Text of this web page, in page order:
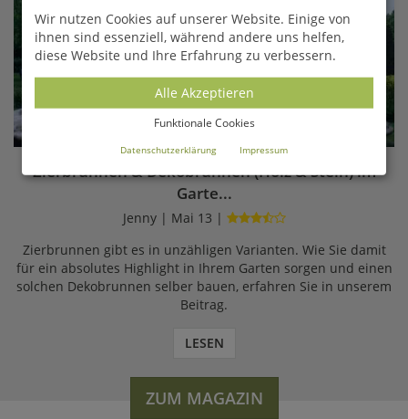
Zierbrunnen & Dekobrunnen (Holz & Stein) im
Garte...
Jenny | Mai 13 |
Zierbrunnen gibt es in unzähligen Varianten. Wie Sie damit
für ein absolutes Highlight in Ihrem Garten sorgen und einen
solchen Dekobrunnen selber bauen, erfahren Sie in unserem
Beitrag.
LESEN
ZUM MAGAZIN
Wir nutzen Cookies auf unserer Website. Einige von
ihnen sind essenziell, während andere uns helfen,
diese Website und Ihre Erfahrung zu verbessern.
Alle Akzeptieren
Funktionale Cookies
Datenschutzerklärung Impressum